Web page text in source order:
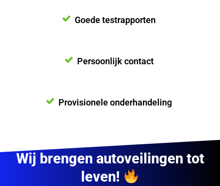
Goede testrapporten
Persoonlijk contact
Provisionele onderhandeling
Wij brengen autoveilingen tot
leven!